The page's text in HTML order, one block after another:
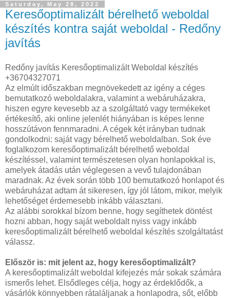
Saturday, May 28, 2022
Keresőoptimalizált bérelhető weboldal
készítés kontra saját weboldal - Redőny
javítás
Redőny javítás Keresőoptimalizált Weboldal készítés
+36704327071
Az elmúlt időszakban megnövekedett az igény a céges
bemutatkozó weboldalakra, valamint a webáruházakra,
hiszen egyre kevesebb az a szolgáltató vagy termékeket
értékesítő, aki online jelenlét hiányában is képes lenne
hosszútávon fennmaradni. A cégek két irányban tudnak
gondolkodni: saját vagy bérelhető weboldalban. Sok éve
foglalkozom keresőoptimalizált bérelhető weboldal
készítéssel, valamint természetesen olyan honlapokkal is,
amelyek átadás után véglegesen a vevő tulajdonában
maradnak. Az évek során több 100 bemutatkozó honlapot és
webáruházat adtam át sikeresen, így jól látom, mikor, melyik
lehetőséget érdemesebb inkább választani.
Az alábbi sorokkal bízom benne, hogy segíthetek döntést
hozni abban, hogy saját weboldalt nyiss vagy inkább
keresőoptimalizált bérelhető weboldal készítés szolgáltatást
válassz.
Először is: mit jelent az, hogy keresőoptimalizált?
A keresőoptimalizált weboldal kifejezés már sokak számára
ismerős lehet. Elsődleges célja, hogy az érdeklődők, a
vásárlók könnyebben rátaláljanak a honlapodra, sőt, előbb